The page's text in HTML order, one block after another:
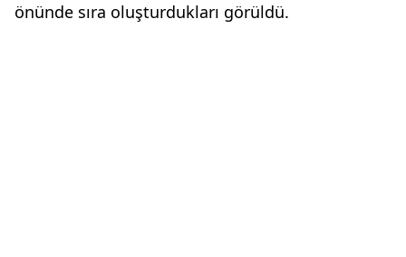
önünde sıra oluşturdukları görüldü.